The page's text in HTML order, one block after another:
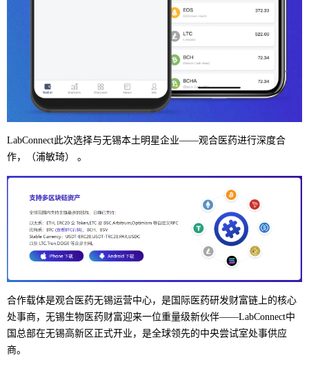
LabConnect此次选择与无锡本土明星企业——观合医药进行深度合
作，（浦敏琦） 。
合作载体是观合医药无锡运营中心，是国际医药研发财富链上的核心
处事商，无锡生物医药财富迎来一位重量级新伙伴——LabConnect中
国总部在无锡高新区正式开业，是全球领先的中央尝试室处事供应
商。